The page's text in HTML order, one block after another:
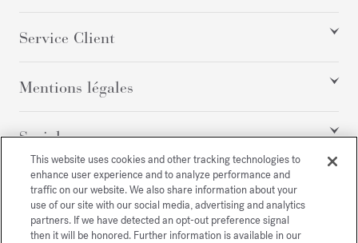
Service Client
Mentions légales
Social
Tous droits réservés
This website uses cookies and other tracking technologies to
enhance user experience and to analyze performance and
traffic on our website. We also share information about your
use of our site with our social media, advertising and analytics
partners. If we have detected an opt-out preference signal
then it will be honored. Further information is available in our